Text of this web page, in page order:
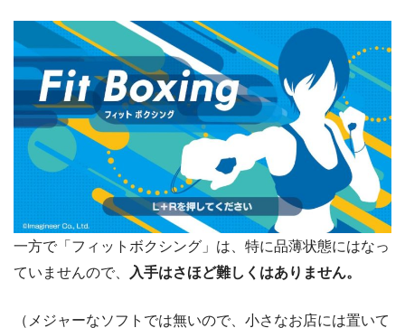
一方で「フィットボクシング」は、特に品薄状態にはなっ
ていませんので、
入手はさほど難しくはありません。
（メジャーなソフトでは無いので、小さなお店には置いて